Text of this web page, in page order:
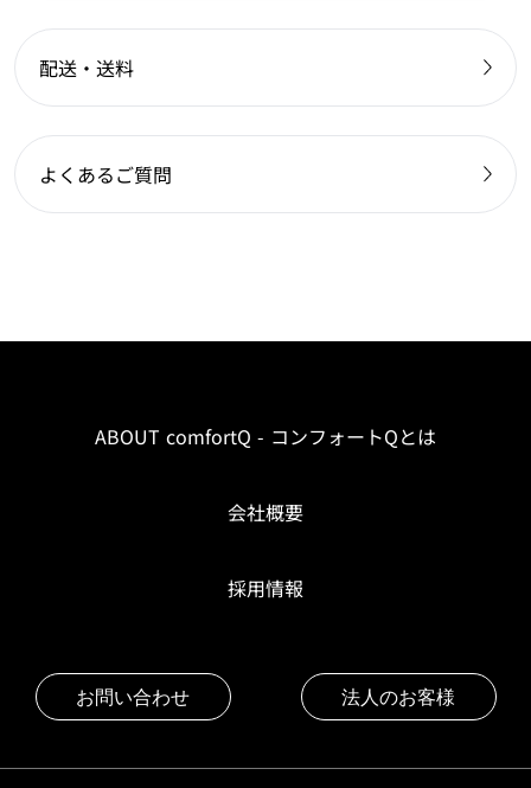
配送・送料
よくあるご質問
ABOUT comfortQ - コンフォートQとは
会社概要
採用情報
お問い合わせ 法人のお客様